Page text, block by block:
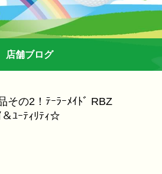
店舗ブログ
の2！ﾃｰﾗｰﾒｲﾄﾞ RBZ
＆ﾕｰﾃｨﾘﾃｨ☆